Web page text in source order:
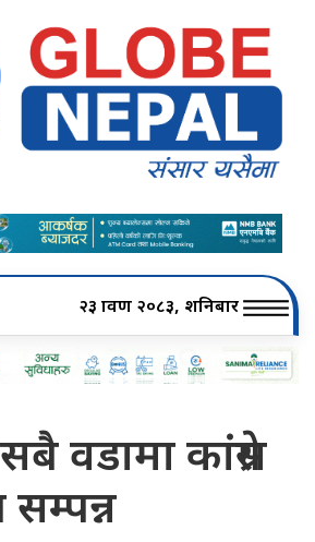
२३ श्रावण २०८३, शनिबार
वडामा कांग्रेस